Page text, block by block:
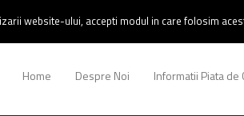
Home Despre Noi Informatii Piata de
website-ului, accepti modul in care folosim